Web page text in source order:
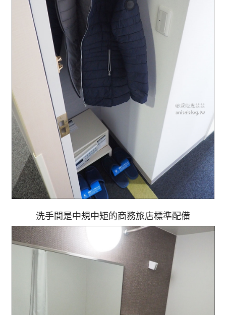
洗手間是中規中矩的商務旅店標準配備